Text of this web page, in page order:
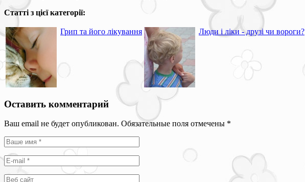
Статті з цієї категорії:
Грип та його лікування Люди і ліки - друзі чи вороги?
Оставить комментарий
Ваш email не будет опубликован. Обязательные поля отмечены *